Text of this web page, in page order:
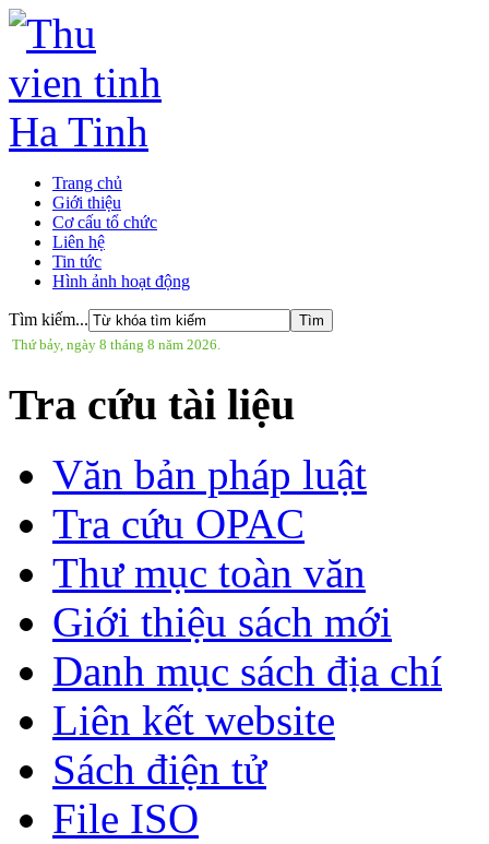
Trang chủ
Giới thiệu
Cơ cấu tổ chức
Liên hệ
Tin tức
Hình ảnh hoạt động
Tìm kiếm...
Thứ bảy, ngày 8 tháng 8 năm 2026.
Tra cứu tài liệu
Văn bản pháp luật
Tra cứu OPAC
Thư mục toàn văn
Giới thiệu sách mới
Danh mục sách địa chí
Liên kết website
Sách điện tử
File ISO